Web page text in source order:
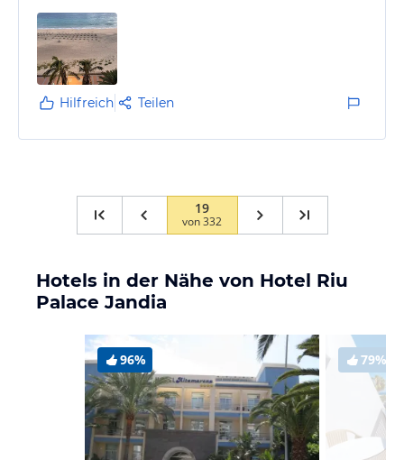
Hilfreich Teilen
19
von332
Hotels in der Nähe von Hotel Riu
Palace Jandia
96% 79%